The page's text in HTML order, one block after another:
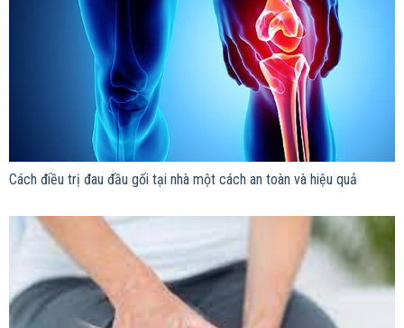
Cách điều trị đau đầu gối tại nhà một cách an toàn và hiệu quả